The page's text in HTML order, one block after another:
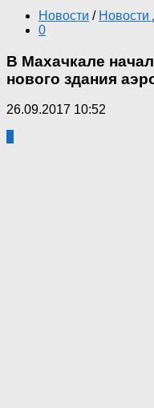
Новости / Новости
0
В Махачкале
нового здания
26.09.2017 10:52